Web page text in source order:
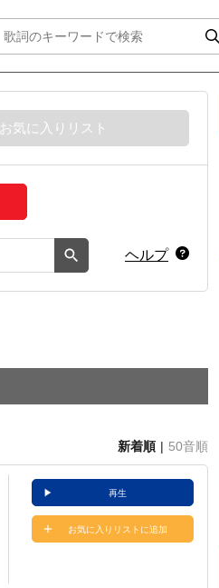
お気に入りリスト
ヘルプ
新着順 50音順
再生
お気に入りリストに追加